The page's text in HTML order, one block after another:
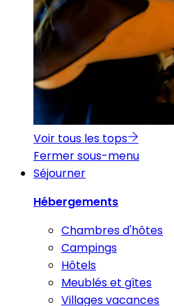
Voir tous les tops
Fermer sous-menu
Séjourner
Hébergements
Chambres d'hôtes
Campings
Hôtels
Meublés et gîtes
Villages vacances